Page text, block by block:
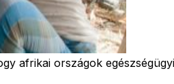
afrikai országok